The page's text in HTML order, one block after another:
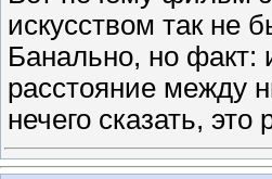
искусством так не
Банально, но факт:
расстояние между
нечего сказать,